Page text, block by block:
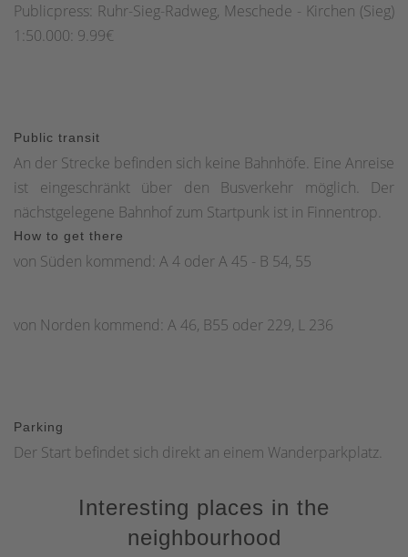
Publicpress: Ruhr-Sieg-Radweg, Meschede - Kirchen (Sieg)
1:50.000: 9.99€
Public transit
An der Strecke befinden sich keine Bahnhöfe. Eine Anreise
ist eingeschränkt über den Busverkehr möglich. Der
nächstgelegene Bahnhof zum Startpunk ist in Finnentrop.
How to get there
von Süden kommend: A 4 oder A 45 - B 54, 55
von Norden kommend: A 46, B55 oder 229, L 236
Parking
Der Start befindet sich direkt an einem Wanderparkplatz.
Interesting places in the
neighbourhood